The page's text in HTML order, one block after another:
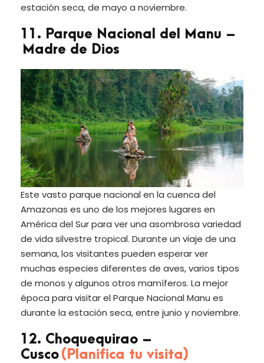
estación seca, de mayo a noviembre.
11. Parque Nacional del Manu –
Madre de Dios
Este vasto parque nacional en la cuenca del
Amazonas es uno de los mejores lugares en
América del Sur para ver una asombrosa variedad
de vida silvestre tropical. Durante un viaje de una
semana, los visitantes pueden esperar ver
muchas especies diferentes de aves, varios tipos
de monos y algunos otros mamíferos. La mejor
época para visitar el Parque Nacional Manu es
durante la estación seca, entre junio y noviembre.
12. Choquequirao –
Cusco(Planifica tu visita)